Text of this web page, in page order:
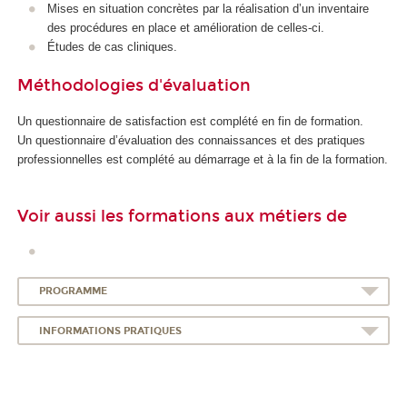
Mises en situation concrètes par la réalisation d’un inventaire
des procédures en place et amélioration de celles-ci.
Études de cas cliniques.
Méthodologies d'évaluation
Un questionnaire de satisfaction est complété en fin de formation.
Un questionnaire d’évaluation des connaissances et des pratiques
professionnelles est complété au démarrage et à la fin de la formation.
Voir aussi les formations aux métiers de
PROGRAMME
INFORMATIONS PRATIQUES